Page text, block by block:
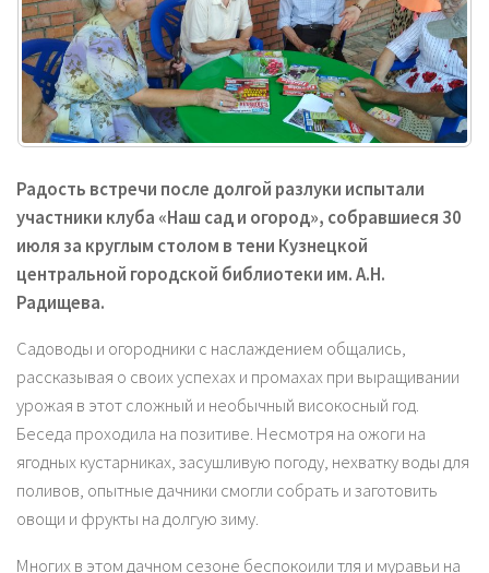
Радость встречи после долгой разлуки испытали
участники клуба «Наш сад и огород», собравшиеся 30
июля за круглым столом в тени Кузнецкой
центральной городской библиотеки им. А.Н.
Радищева.
Садоводы и огородники с наслаждением общались,
рассказывая о своих успехах и промахах при выращивании
урожая в этот сложный и необычный високосный год.
Беседа проходила на позитиве. Несмотря на ожоги на
ягодных кустарниках, засушливую погоду, нехватку воды для
поливов, опытные дачники смогли собрать и заготовить
овощи и фрукты на долгую зиму.
Многих в этом дачном сезоне беспокоили тля и муравьи на